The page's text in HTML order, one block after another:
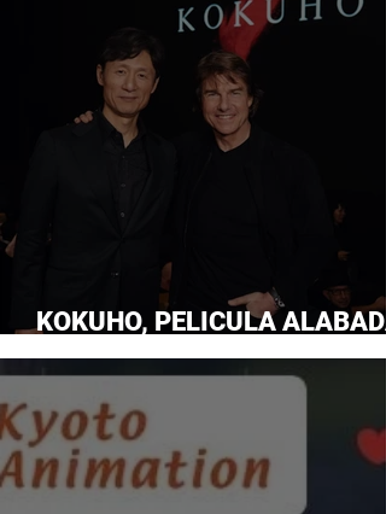
KOKUHO, PELICULA
POR TOM CRUISE